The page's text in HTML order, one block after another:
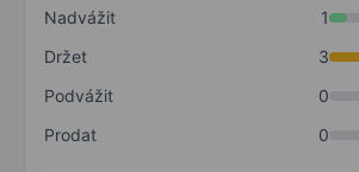
Nadvážit
1
Držet
3
Podvážit
0
Prodat
0